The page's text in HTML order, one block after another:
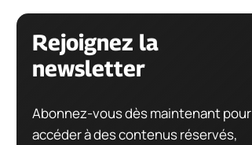
Rejoignez la
newsletter
Abonnez-vous dès maintenant pour
accéder à des contenus réservés,